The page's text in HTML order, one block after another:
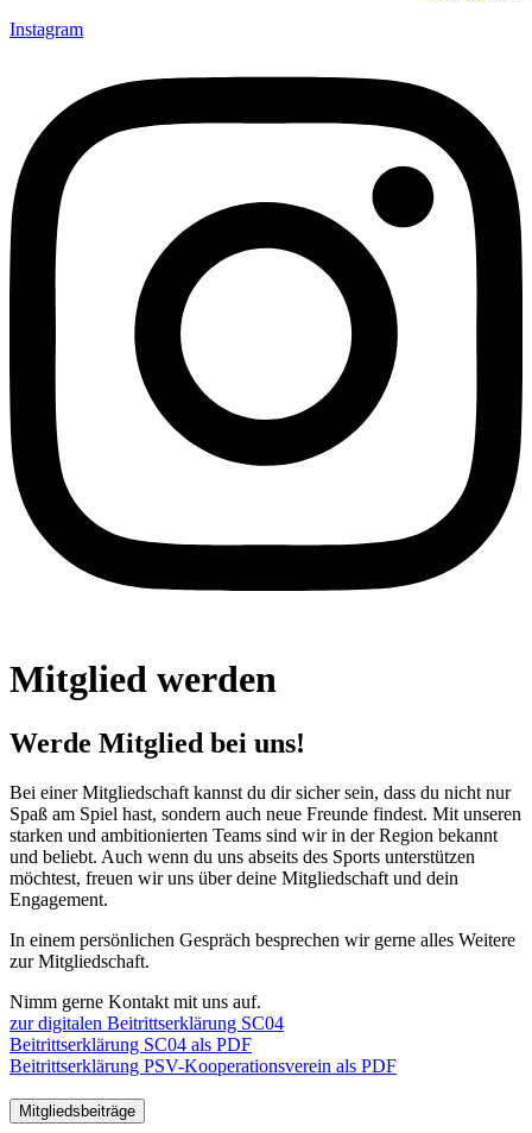
Instagram
Mitglied werden
Werde Mitglied bei uns!
Bei einer Mitgliedschaft kannst du dir sicher sein, dass du nicht nur
Spaß am Spiel hast, sondern auch neue Freunde findest. Mit unseren
starken und ambitionierten Teams sind wir in der Region bekannt
und beliebt. Auch wenn du uns abseits des Sports unterstützen
möchtest, freuen wir uns über deine Mitgliedschaft und dein
Engagement.
In einem persönlichen Gespräch besprechen wir gerne alles Weitere
zur Mitgliedschaft.
Nimm gerne Kontakt mit uns auf.
zur digitalen Beitrittserklärung SC04
Beitrittserklärung SC04 als PDF
Beitrittserklärung PSV-Kooperationsverein als PDF
Mitgliedsbeiträge